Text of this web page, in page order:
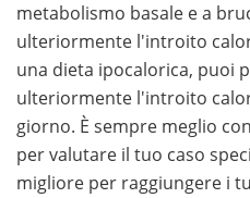
metabolismo basale e a
ulteriormente l'introito
una dieta ipocalorica, puoi
ulteriormente l'introito
giorno. È sempre meglio
per valutare il tuo caso
migliore per raggiungere i